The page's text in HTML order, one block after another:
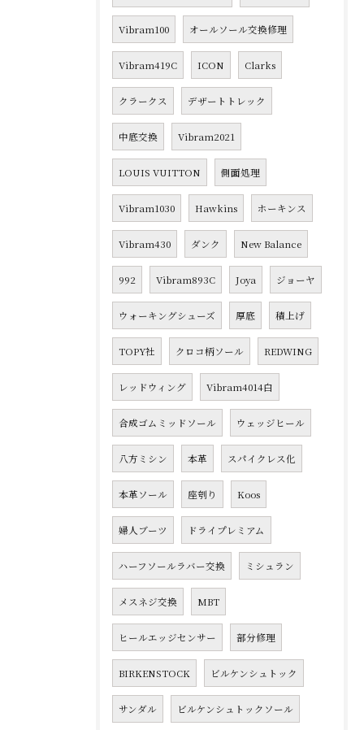
Vibram100 オールソール交換修理
Vibram419C ICON Clarks
クラークス デザートトレック
中底交換 Vibram2021
LOUIS VUITTON 側面処理
Vibram1030 Hawkins ホーキンス
Vibram430 ダンク New Balance
992 Vibram893C Joya ジョーヤ
ウォーキングシューズ 厚底 積上げ
TOPY社 クロコ柄ソール REDWING
レッドウィング Vibram4014白
合成ゴムミッドソール ウェッジヒール
八方ミシン 本革 スパイクレス化
本革ソール 座刳り Koos
婦人ブーツ ドライプレミアム
ハーフソールラバー交換 ミシュラン
メスネジ交換 MBT
ヒールエッジセンサー 部分修理
BIRKENSTOCK ビルケンシュトック
サンダル ビルケンシュトックソール